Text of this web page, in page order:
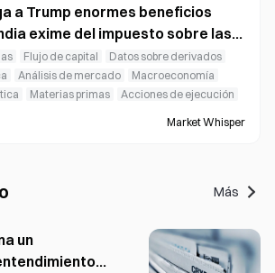
a Trump enormes beneficios
exime del impuesto sobre las
las transacciones con
Flujo de capital
Datos sobre derivados
Análisis de mercado
Macroeconomía
Materias primas Acciones de ejecución
Market Whisper
Más
un